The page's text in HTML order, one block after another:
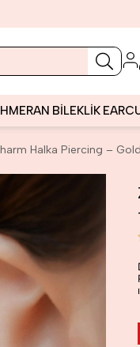
BİLEKLİK
Halka Piercing –